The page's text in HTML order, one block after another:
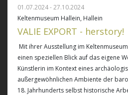
01.07.2024 - 27.10.2024
Keltenmuseum Hallein, Hallein
VALIE EXPORT - herstory!
Mit ihrer Ausstellung im Keltenmuseum
einen speziellen Blick auf das eigene
Künstlerin im Kontext eines
außergewöhnlichen Ambiente der
18. Jahrhunderts selbst historische